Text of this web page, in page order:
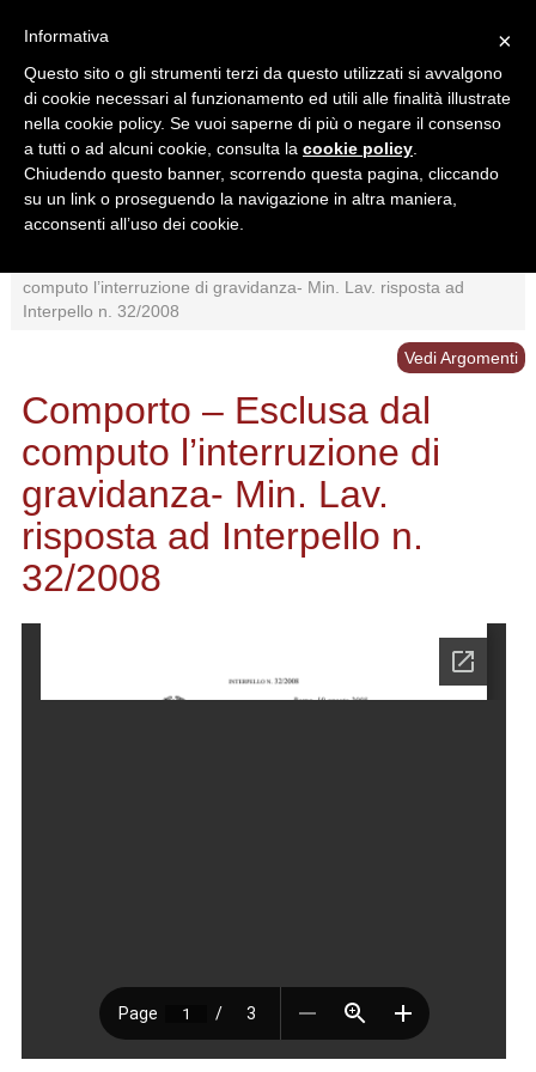
Ricerca in:
Sezione corrente
Tutto il sito
computo l’interruzione di gravidanza- Min. Lav. risposta ad
Interpello n. 32/2008
Comporto – Esclusa dal
computo l’interruzione di
gravidanza- Min. Lav.
risposta ad Interpello n.
32/2008
Vedi Argomenti
×
Informativa
Questo sito o gli strumenti terzi da questo utilizzati si avvalgono
di cookie necessari al funzionamento ed utili alle finalità illustrate
nella cookie policy. Se vuoi saperne di più o negare il consenso
a tutti o ad alcuni cookie, consulta la cookie policy
Chiudendo questo banner, scorrendo questa pagina, cliccando
su un link o proseguendo la navigazione in altra maniera,
acconsenti all’uso dei cookie.